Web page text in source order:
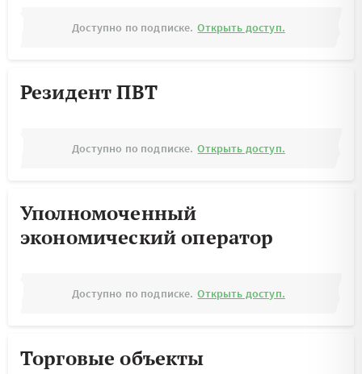
Доступно по подписке. Открыть доступ.
Резидент ПВТ
Доступно по подписке. Открыть доступ.
Уполномоченный
экономический оператор
Доступно по подписке. Открыть доступ.
Торговые объекты